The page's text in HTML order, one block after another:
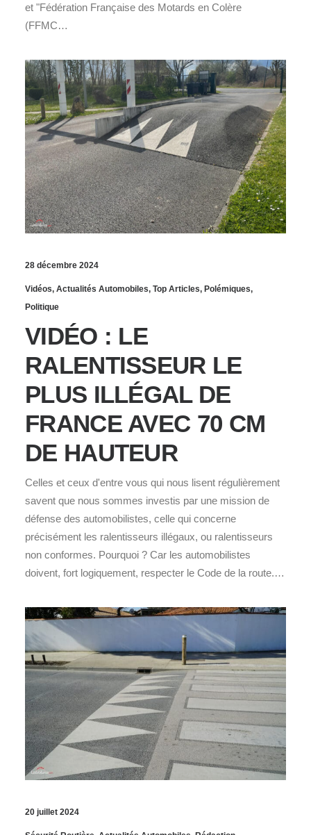
et "Fédération Française des Motards en Colère
(FFMC…
28 décembre 2024
Vidéos, Actualités Automobiles, Top Articles, Polémiques,
Politique
VIDÉO : LE
RALENTISSEUR LE
PLUS ILLÉGAL DE
FRANCE AVEC 70 CM
DE HAUTEUR
Celles et ceux d'entre vous qui nous lisent régulièrement
savent que nous sommes investis par une mission de
défense des automobilistes, celle qui concerne
précisément les ralentisseurs illégaux, ou ralentisseurs
non conformes. Pourquoi ? Car les automobilistes
doivent, fort logiquement, respecter le Code de la route.…
20 juillet 2024